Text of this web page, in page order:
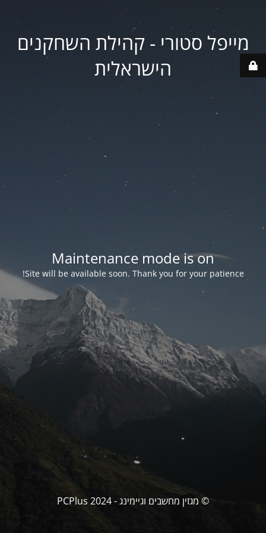
מייפל סטורי - קהילת השחקנים
הישראלית
Maintenance mode is on
Site will be available soon. Thank you for your patience!
© מגזין מחשבים וגיימינג - PCPlus 2024